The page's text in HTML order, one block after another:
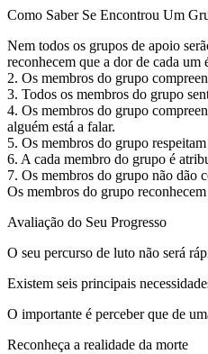
Como Saber Se Encontrou Um
Nem todos os grupos de apoio
reconhecem que a dor de cada um
2. Os membros do grupo
3. Todos os membros do grupo
4. Os membros do grupo
alguém está a falar.
5. Os membros do grupo
6. A cada membro do grupo é
7. Os membros do grupo não dão
Os membros do grupo
Avaliação do Seu Progresso
O seu percurso de luto não será
Existem seis principais
O importante é perceber que de
Reconheça a realidade da morte